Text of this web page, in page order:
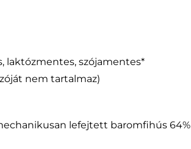
laktózmentes, szójamentes*
nem tartalmaz)
lefejtett baromfihús 64%